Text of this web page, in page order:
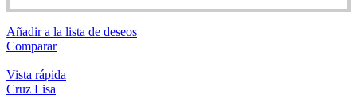
Añadir a la lista de deseos
Comparar
Vista rápida
Cruz Lisa